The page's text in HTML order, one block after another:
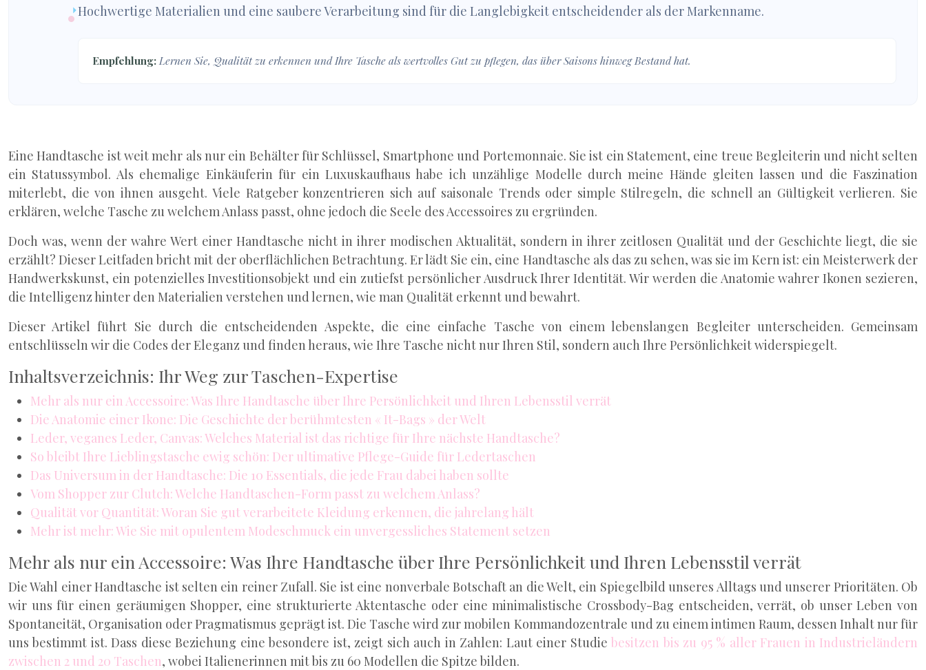
Hochwertige Materialien und eine saubere Verarbeitung sind für die Langlebigkeit entscheidender als der Markenname.
Empfehlung:Lernen Sie, Qualität zu erkennen und Ihre Tasche als wertvolles Gut zu pflegen, das über Saisons hinweg Bestand hat.
Eine Handtasche ist weit mehr als nur ein Behälter für Schlüssel, Smartphone und Portemonnaie. Sie ist ein Statement, eine treue Begleiterin und nicht selten
ein Statussymbol. Als ehemalige Einkäuferin für ein Luxuskaufhaus habe ich unzählige Modelle durch meine Hände gleiten lassen und die Faszination
miterlebt, die von ihnen ausgeht. Viele Ratgeber konzentrieren sich auf saisonale Trends oder simple Stilregeln, die schnell an Gültigkeit verlieren. Sie
erklären, welche Tasche zu welchem Anlass passt, ohne jedoch die Seele des Accessoires zu ergründen.
Doch was, wenn der wahre Wert einer Handtasche nicht in ihrer modischen Aktualität, sondern in ihrer zeitlosen Qualität und der Geschichte liegt, die sie
erzählt? Dieser Leitfaden bricht mit der oberflächlichen Betrachtung. Er lädt Sie ein, eine Handtasche als das zu sehen, was sie im Kern ist: ein Meisterwerk der
Handwerkskunst, ein potenzielles Investitionsobjekt und ein zutiefst persönlicher Ausdruck Ihrer Identität. Wir werden die Anatomie wahrer Ikonen sezieren,
die Intelligenz hinter den Materialien verstehen und lernen, wie man Qualität erkennt und bewahrt.
Dieser Artikel führt Sie durch die entscheidenden Aspekte, die eine einfache Tasche von einem lebenslangen Begleiter unterscheiden. Gemeinsam
entschlüsseln wir die Codes der Eleganz und finden heraus, wie Ihre Tasche nicht nur Ihren Stil, sondern auch Ihre Persönlichkeit widerspiegelt.
Inhaltsverzeichnis: Ihr Weg zur Taschen-Expertise
Mehr als nur ein Accessoire: Was Ihre Handtasche über Ihre Persönlichkeit und Ihren Lebensstil verrät
Die Anatomie einer Ikone: Die Geschichte der berühmtesten « It-Bags » der Welt
Leder, veganes Leder, Canvas: Welches Material ist das richtige für Ihre nächste Handtasche?
So bleibt Ihre Lieblingstasche ewig schön: Der ultimative Pflege-Guide für Ledertaschen
Das Universum in der Handtasche: Die 10 Essentials, die jede Frau dabei haben sollte
Vom Shopper zur Clutch: Welche Handtaschen-Form passt zu welchem Anlass?
Qualität vor Quantität: Woran Sie gut verarbeitete Kleidung erkennen, die jahrelang hält
Mehr ist mehr: Wie Sie mit opulentem Modeschmuck ein unvergessliches Statement setzen
Mehr als nur ein Accessoire: Was Ihre Handtasche über Ihre Persönlichkeit und Ihren Lebensstil verrät
Die Wahl einer Handtasche ist selten ein reiner Zufall. Sie ist eine nonverbale Botschaft an die Welt, ein Spiegelbild unseres Alltags und unserer Prioritäten. Ob
wir uns für einen geräumigen Shopper, eine strukturierte Aktentasche oder eine minimalistische Crossbody-Bag entscheiden, verrät, ob unser Leben von
Spontaneität, Organisation oder Pragmatismus geprägt ist. Die Tasche wird zur mobilen Kommandozentrale und zu einem intimen Raum, dessen Inhalt nur für
uns bestimmt ist. Dass diese Beziehung eine besondere ist, zeigt sich auch in Zahlen: Laut einer Studiebesitzen bis zu 95 % aller Frauen in Industrieländern
zwischen 2 und 20 Taschen, wobei Italienerinnen mit bis zu 60 Modellen die Spitze bilden.